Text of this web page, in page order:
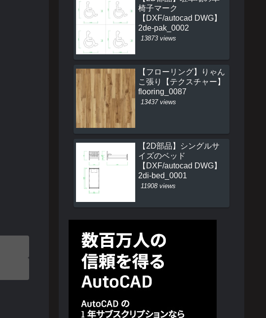
椅子マーク
【DXF/autocad DWG】
2de-pak_0002
13873 views
【フローリング】りゃん
こ張り【テクスチャー】
flooring_0087
13437 views
【2D部品】シングルサ
イズのベッド
【DXF/autocad DWG】
2di-bed_0001
11908 views